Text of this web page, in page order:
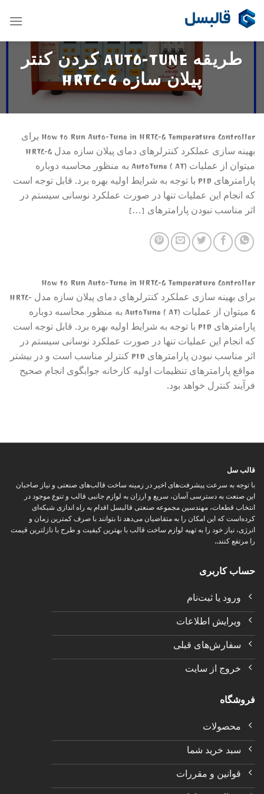
Skip
طریقه AUTO-TUNE کردن کنتر
پیلان سازه HRTC-G
How to Run Auto-Tune in HRTC-G Temperature Controller برای
بهینه سازی عملکرد کنترلرهای دمای پیلان سازه مدل HRTC-G
میتوان از عملیات AutoTune ( AT) به منظور محاسبه دوباره
پارامترهای PID با توجه به شرایط اولیه بهره برد. قابل توجه است
که انجام این عملیات تنها در صورت عملکرد نوسانی سیستم در
اثر مناسب نبودن پارامترهای […]
How to Run Auto-Tune in HRTC-G Temperature Controller
برای بهینه سازی عملکرد کنترلرهای دمای پیلان سازه مدل HRTC-
G میتوان از عملیات AutoTune ( AT) به منظور محاسبه دوباره
پارامترهای PID با توجه به شرایط اولیه بهره برد. قابل توجه است
که انجام این عملیات تنها در صورت عملکرد نوسانی سیستم در
اثر مناسب نبودن پارامترهای PID کنترلر مناسب است و در بیشتر
مواقع پارامترهای تنظیمات اولیه کارخانه جوابگوی انجام صحیح
فرآیند کنترل خواهد بود.
قالب سل
با توجه به سرعت پیشرفت‌های اخیر در زمینه ساخت قالب‌های صنعتی و نیاز صاحبان
این صنعت به دسترسی آسان، سریع و ارزان به لوازم جانبی قالب و تنوع موجود در
انتخاب قطعات، مهندسین مجموعه صنعتی قالبسل اقدام به راه اندازی شبکه‌ای
کرده‌است که این امکان را به متقاضیان می‌دهد تا بتوانند با صرف کمترین زمان و
انرژی، نیاز خود را به تهیه لوازم ساخت قالب با بهترین کیفیت و طرح با نازلترین قیمت
را مرتفع کنند..
حساب کاربری
ورود یا ثبت‌نام
ویرایش اطلاعات
سفارش‌های قبلی
خروج از سایت
فروشگاه
محصولات
سبد خرید شما
قوانین و مقررات